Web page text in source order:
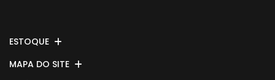
ESTOQUE
MAPA DO SITE